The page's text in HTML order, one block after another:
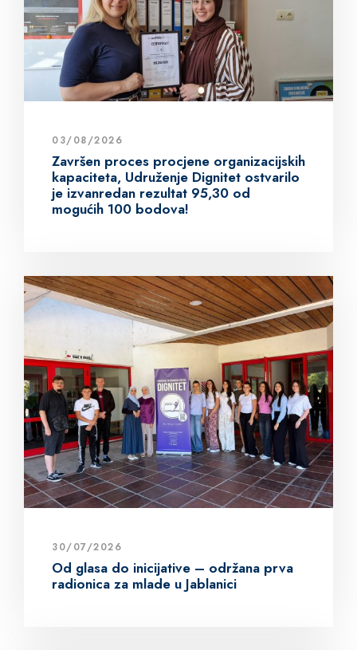
03/08/2026
Završen proces procjene organizacijskih
kapaciteta, Udruženje Dignitet ostvarilo
je izvanredan rezultat 95,30 od
mogućih 100 bodova!
30/07/2026
Od glasa do inicijative – održana prva
radionica za mlade u Jablanici